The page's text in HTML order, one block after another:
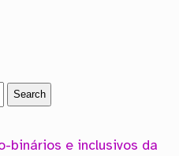
binários e inclusivos da